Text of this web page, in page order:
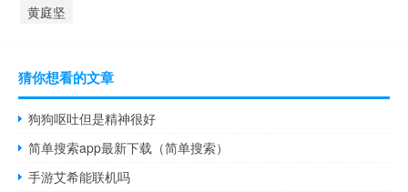
黄庭坚
猜你想看的文章
狗狗呕吐但是精神很好
简单搜索app最新下载（简单搜索）
手游艾希能联机吗